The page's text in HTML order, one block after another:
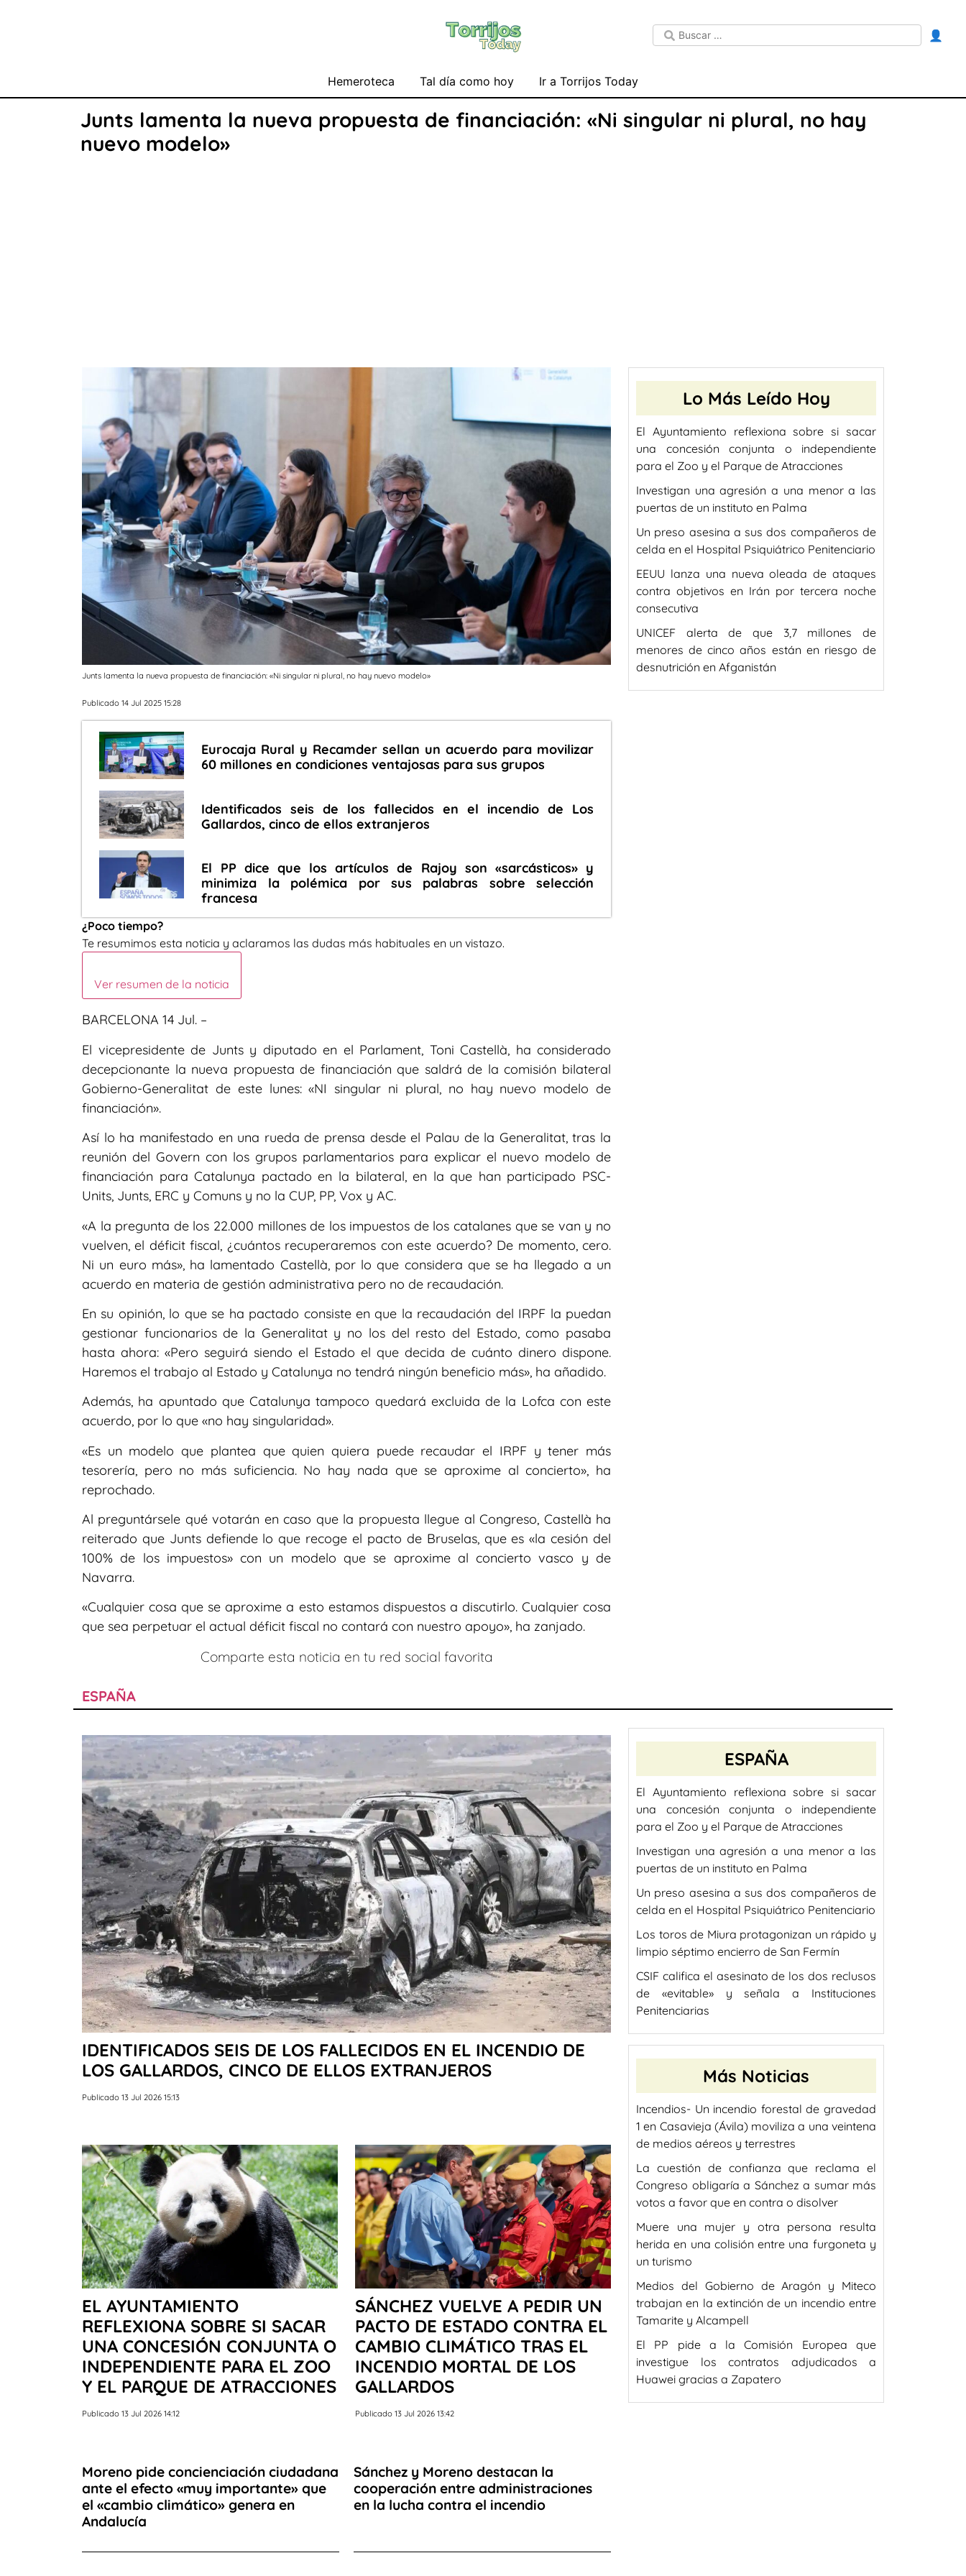
👤
Hemeroteca Tal día como hoy Ir a Torrijos Today
Junts lamenta la nueva propuesta de financiación: «Ni singular ni plural, no hay
nuevo modelo»
Junts lamenta la nueva propuesta de financiación: «Ni singular ni plural, no hay nuevo modelo»
Publicado 14 Jul 2025 15:28
Eurocaja Rural y Recamder sellan un acuerdo para movilizar
60 millones en condiciones ventajosas para sus grupos
Identificados seis de los fallecidos en el incendio de Los
Gallardos, cinco de ellos extranjeros
El PP dice que los artículos de Rajoy son «sarcásticos» y
minimiza la polémica por sus palabras sobre selección
francesa
¿Poco tiempo?
Te resumimos esta noticia y aclaramos las dudas más habituales en un vistazo.
Ver resumen de la noticia
BARCELONA 14 Jul. –
El vicepresidente de Junts y diputado en el Parlament, Toni Castellà, ha considerado
decepcionante la nueva propuesta de financiación que saldrá de la comisión bilateral
Gobierno-Generalitat de este lunes: «NI singular ni plural, no hay nuevo modelo de
financiación».
Así lo ha manifestado en una rueda de prensa desde el Palau de la Generalitat, tras la
reunión del Govern con los grupos parlamentarios para explicar el nuevo modelo de
financiación para Catalunya pactado en la bilateral, en la que han participado PSC-
Units, Junts, ERC y Comuns y no la CUP, PP, Vox y AC.
«A la pregunta de los 22.000 millones de los impuestos de los catalanes que se van y no
vuelven, el déficit fiscal, ¿cuántos recuperaremos con este acuerdo? De momento, cero.
Ni un euro más», ha lamentado Castellà, por lo que considera que se ha llegado a un
acuerdo en materia de gestión administrativa pero no de recaudación.
En su opinión, lo que se ha pactado consiste en que la recaudación del IRPF la puedan
gestionar funcionarios de la Generalitat y no los del resto del Estado, como pasaba
hasta ahora: «Pero seguirá siendo el Estado el que decida de cuánto dinero dispone.
Haremos el trabajo al Estado y Catalunya no tendrá ningún beneficio más», ha añadido.
Además, ha apuntado que Catalunya tampoco quedará excluida de la Lofca con este
acuerdo, por lo que «no hay singularidad».
«Es un modelo que plantea que quien quiera puede recaudar el IRPF y tener más
tesorería, pero no más suficiencia. No hay nada que se aproxime al concierto», ha
reprochado.
Al preguntársele qué votarán en caso que la propuesta llegue al Congreso, Castellà ha
reiterado que Junts defiende lo que recoge el pacto de Bruselas, que es «la cesión del
100% de los impuestos» con un modelo que se aproxime al concierto vasco y de
Navarra.
«Cualquier cosa que se aproxime a esto estamos dispuestos a discutirlo. Cualquier cosa
que sea perpetuar el actual déficit fiscal no contará con nuestro apoyo», ha zanjado.
Comparte esta noticia en tu red social favorita
Lo Más Leído Hoy
El Ayuntamiento reflexiona sobre si sacar
una concesión conjunta o independiente
para el Zoo y el Parque de Atracciones
Investigan una agresión a una menor a las
puertas de un instituto en Palma
Un preso asesina a sus dos compañeros de
celda en el Hospital Psiquiátrico Penitenciario
EEUU lanza una nueva oleada de ataques
contra objetivos en Irán por tercera noche
consecutiva
UNICEF alerta de que 3,7 millones de
menores de cinco años están en riesgo de
desnutrición en Afganistán
ESPAÑA
IDENTIFICADOS SEIS DE LOS FALLECIDOS EN EL INCENDIO DE
LOS GALLARDOS, CINCO DE ELLOS EXTRANJEROS
Publicado 13 Jul 2026 15:13
EL AYUNTAMIENTO
REFLEXIONA SOBRE SI SACAR
UNA CONCESIÓN CONJUNTA O
INDEPENDIENTE PARA EL ZOO
Y EL PARQUE DE ATRACCIONES
Publicado 13 Jul 2026 14:12
SÁNCHEZ VUELVE A PEDIR UN
PACTO DE ESTADO CONTRA EL
CAMBIO CLIMÁTICO TRAS EL
INCENDIO MORTAL DE LOS
GALLARDOS
Publicado 13 Jul 2026 13:42
Moreno pide concienciación ciudadana
ante el efecto «muy importante» que
el «cambio climático» genera en
Andalucía
Sánchez y Moreno destacan la
cooperación entre administraciones
en la lucha contra el incendio
ESPAÑA
El Ayuntamiento reflexiona sobre si sacar
una concesión conjunta o independiente
para el Zoo y el Parque de Atracciones
Investigan una agresión a una menor a las
puertas de un instituto en Palma
Un preso asesina a sus dos compañeros de
celda en el Hospital Psiquiátrico Penitenciario
Los toros de Miura protagonizan un rápido y
limpio séptimo encierro de San Fermín
CSIF califica el asesinato de los dos reclusos
de «evitable» y señala a Instituciones
Penitenciarias
Más Noticias
Incendios- Un incendio forestal de gravedad
1 en Casavieja (Ávila) moviliza a una veintena
de medios aéreos y terrestres
La cuestión de confianza que reclama el
Congreso obligaría a Sánchez a sumar más
votos a favor que en contra o disolver
Muere una mujer y otra persona resulta
herida en una colisión entre una furgoneta y
un turismo
Medios del Gobierno de Aragón y Miteco
trabajan en la extinción de un incendio entre
Tamarite y Alcampell
El PP pide a la Comisión Europea que
investigue los contratos adjudicados a
Huawei gracias a Zapatero